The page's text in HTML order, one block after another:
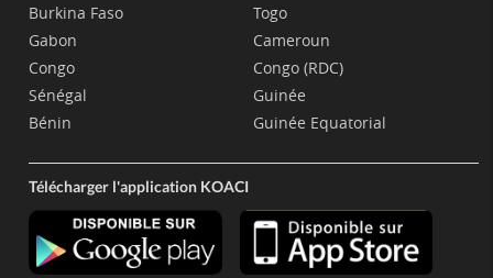
Burkina Faso
Gabon
Congo
Sénégal
Bénin
Togo
Cameroun
Congo (RDC)
Guinée
Guinée Equatorial
Télécharger l'application KOACI